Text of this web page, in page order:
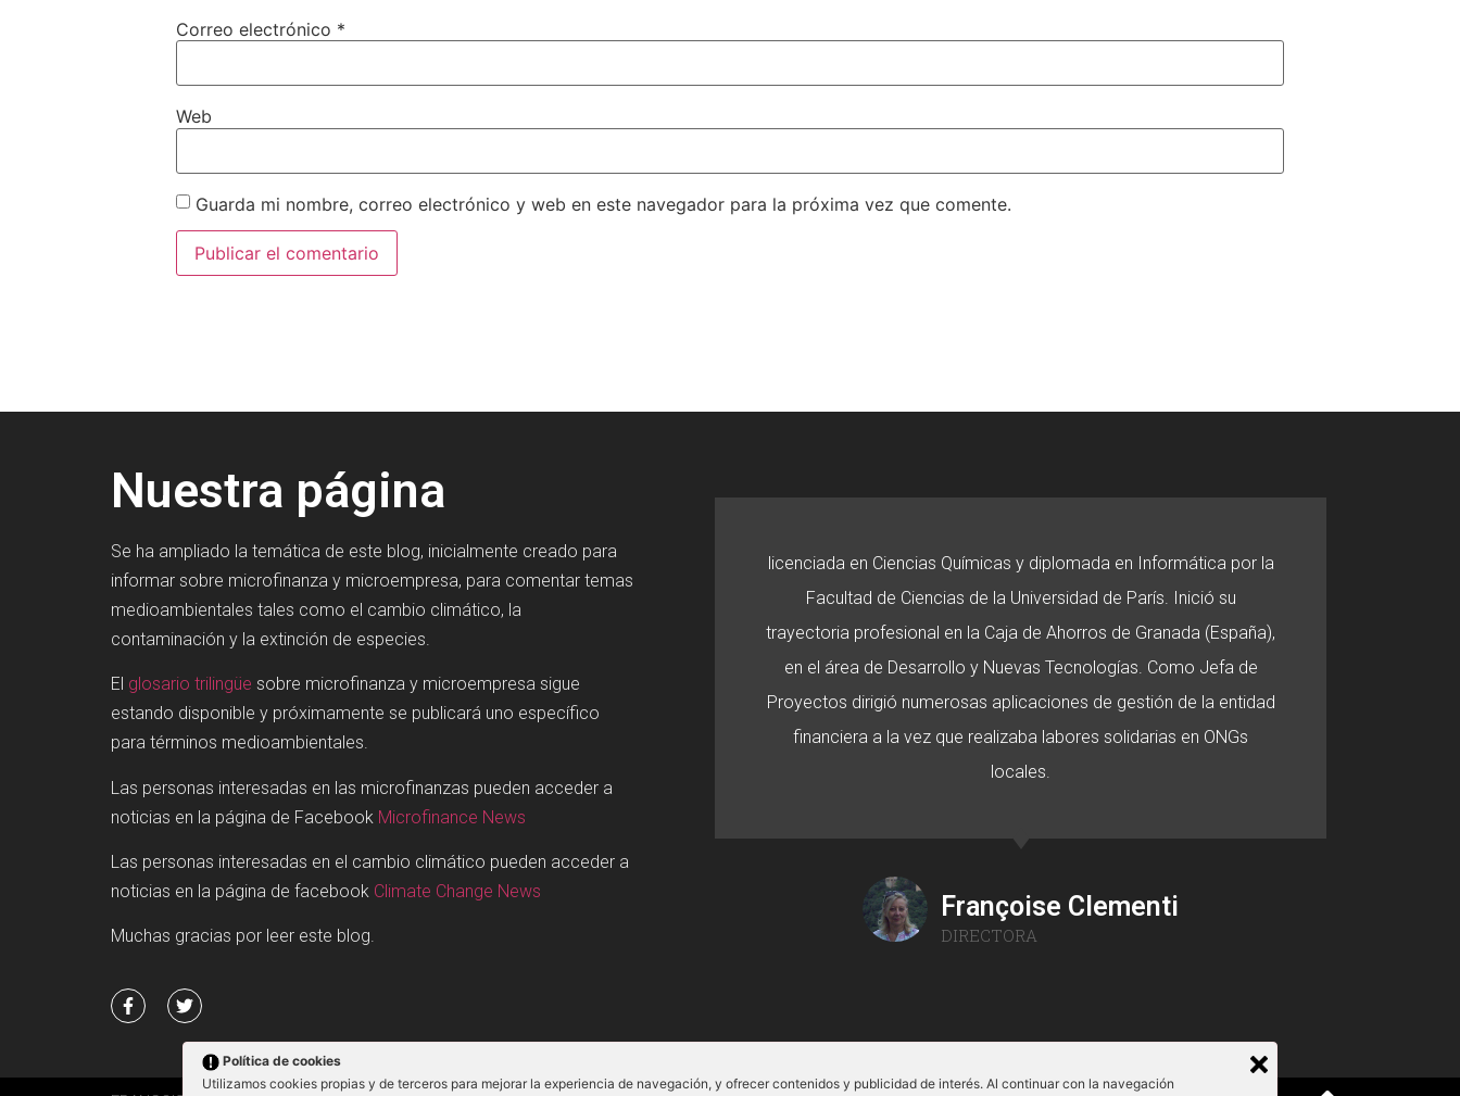
Política de cookies
Utilizamos cookies propias y de terceros para mejorar la experiencia de navegación, y ofrecer contenidos y publicidad de interés. Al continuar con la navegación
Correo electrónico *
Web
Guarda mi nombre, correo electrónico y web en este navegador para la próxima vez que comente.
Nuestra página
Se ha ampliado la temática de este blog, inicialmente creado para
informar sobre microfinanza y microempresa, para comentar temas
medioambientales tales como el cambio climático, la
contaminación y la extinción de especies.
El glosario trilingüe sobre microfinanza y microempresa sigue
estando disponible y próximamente se publicará uno específico
para términos medioambientales.
Las personas interesadas en las microfinanzas pueden acceder a
noticias en la página de Facebook Microfinance News
Las personas interesadas en el cambio climático pueden acceder a
noticias en la página de facebook Climate Change News
Muchas gracias por leer este blog.
licenciada en Ciencias Químicas y diplomada en Informática por la
Facultad de Ciencias de la Universidad de París. Inició su
trayectoria profesional en la Caja de Ahorros de Granada (España),
en el área de Desarrollo y Nuevas Tecnologías. Como Jefa de
Proyectos dirigió numerosas aplicaciones de gestión de la entidad
financiera a la vez que realizaba labores solidarias en ONGs
locales.
Françoise Clementi
DIRECTORA